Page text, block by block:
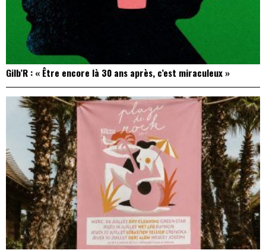
Gilb’R : « Être encore là 30 ans après, c’est miraculeux »